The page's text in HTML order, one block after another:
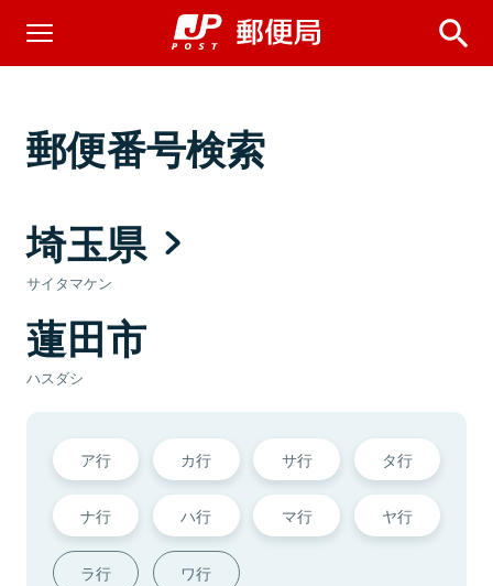
郵便番号検索
埼玉県
サイタマケン
蓮田市
ハスダシ
ア行 カ行 サ行 タ行
ナ行 ハ行 マ行 ヤ行
ラ行 ワ行